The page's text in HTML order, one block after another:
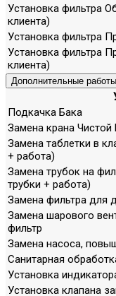
Установка фильтра
клиента)
Установка фильтра
Установка фильтра
клиента)
Дополнительные
Подкачка Бака
Замена крана
Замена таблетки в
+ работа)
Замена трубок на
трубки + работа)
Замена фильтра для
Замена шарового
фильтр
Замена насоса,
Санитарная
Установка
Установка клапана